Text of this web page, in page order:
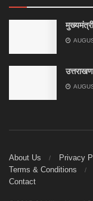
About Us Privacy
Terms & Conditions
Contact